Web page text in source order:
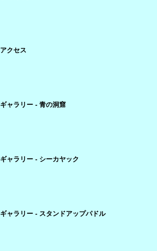
アクセス
ギャラリー - 青の洞窟
ギャラリー - シーカヤック
ギャラリー - スタンドアップパドル